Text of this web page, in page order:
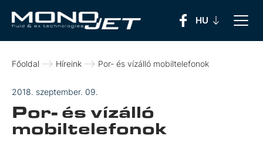
Főoldal Híreink Por- és vízálló mobiltelefonok
2018. szeptember. 09.
Por- és vízálló
mobiltelefonok